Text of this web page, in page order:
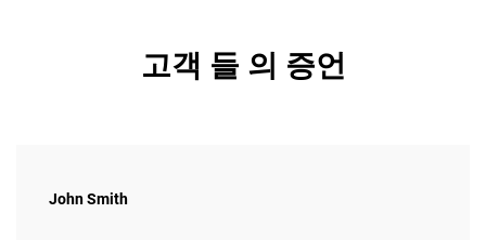
고객 들 의 증언
John Smith